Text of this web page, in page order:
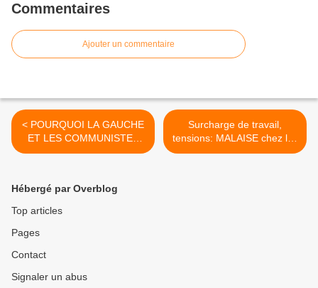
Commentaires
Ajouter un commentaire
< POURQUOI LA GAUCHE
ET LES COMMUNISTES
ONT BESOIN D'UNE
Surcharge de travail,
tensions: MALAISE chez les
salariés du siège de la CGT
Hébergé par Overblog
Top articles
Pages
Contact
Signaler un abus